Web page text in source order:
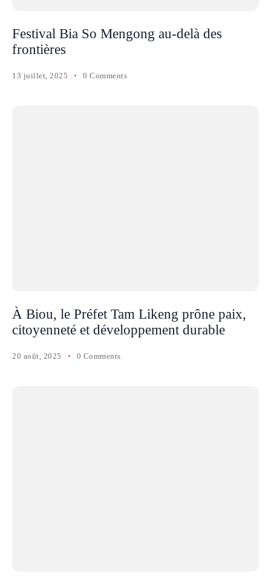
Festival Bia So Mengong au-delà des
frontières
13 juillet, 2025 0 Comments
À Biou, le Préfet Tam Likeng prône paix,
citoyenneté et développement durable
20 août, 2025 0 Comments